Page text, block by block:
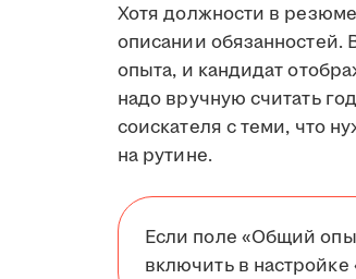
Хотя должности в
описании обязанностей.
опыта, и кандидат
надо вручную считать
соискателя с теми, что
на рутине.
Если поле «Общий
включить в